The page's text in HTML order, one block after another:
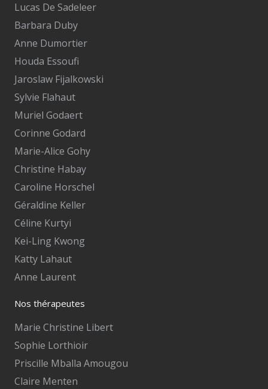
Lucas De Sadeleer
Barbara Duby
Anne Dumortier
Houda Essoufi
Jaroslaw Fijalkowski
Sylvie Flahaut
Muriel Godaert
Corinne Godard
Marie-Alice Gohy
Christine Habay
Caroline Horschel
Géraldine Keller
Céline Kurtyi
Kei-Ling Kwong
Katty Lahaut
Anne Laurent
Nos thérapeutes
Marie Christine Libert
Sophie Lorthioir
Priscille Mballa Amougou
Claire Menten